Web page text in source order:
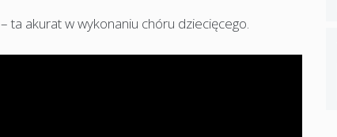
– ta akurat w wykonaniu chóru dziecięcego.